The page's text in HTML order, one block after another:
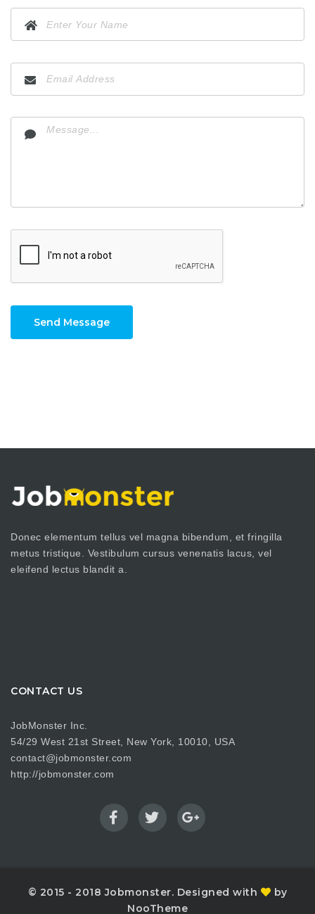
Send Message
Donec elementum tellus vel magna bibendum, et fringilla
metus tristique. Vestibulum cursus venenatis lacus, vel
eleifend lectus blandit a.
CONTACT US
JobMonster Inc.
54/29 West 21st Street, New York, 10010, USA
contact@jobmonster.com
http://jobmonster.com
© 2015 - 2018 Jobmonster. Designed with
by
NooTheme